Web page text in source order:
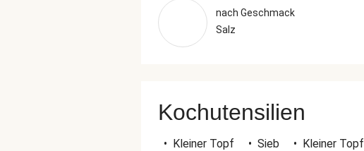
nach Geschmack
Salz
Kochutensilien
• Kleiner Topf • Sieb • Kleiner Topf